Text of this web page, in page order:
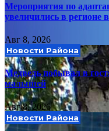
Мероприятия по
увеличились в регионе
Авг 8, 2026
Новости Района
Медведь побывал в
малышей
Авг 8, 2026
Новости Района